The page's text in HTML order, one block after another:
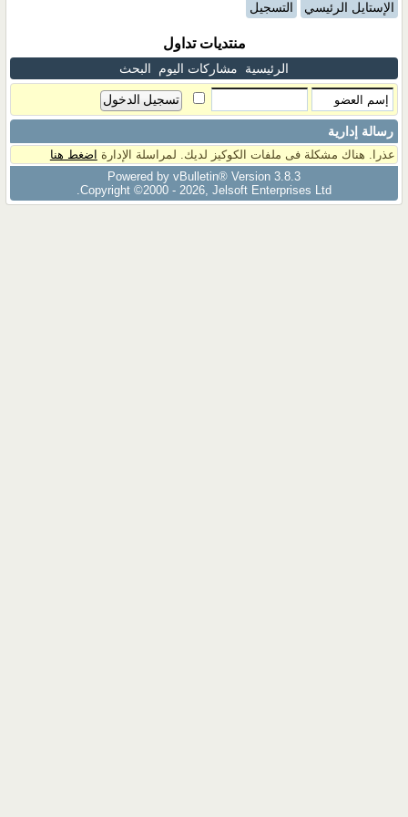
الإستايل الرئيسي التسجيل
منتديات تداول
الرئيسية مشاركات اليوم البحث
رسالة إدارية
عذرا. هناك مشكلة فى ملفات الكوكيز لديك. لمراسلة الإدارة اضغط هنا
Powered by vBulletin® Version 3.8.3
Copyright ©2000 - 2026, Jelsoft Enterprises Ltd.